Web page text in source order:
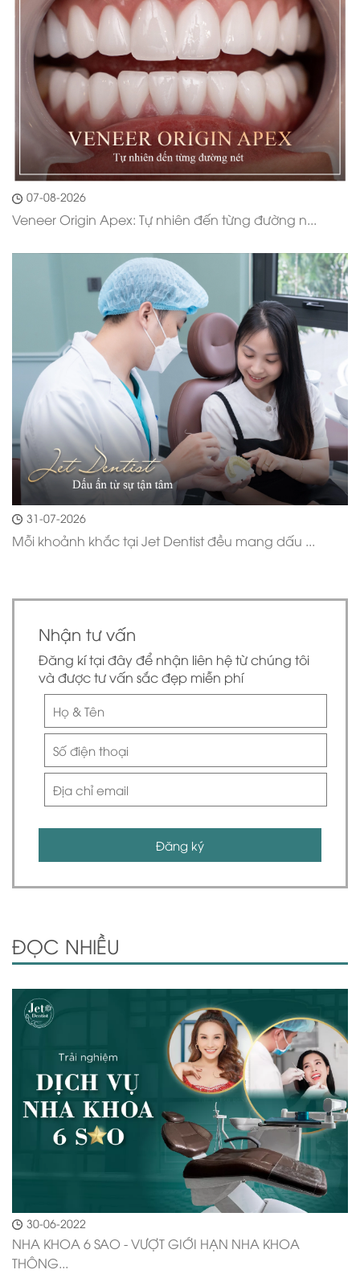
07-08-2026
Veneer Origin Apex: Tự nhiên đến từng đường n...
31-07-2026
Mỗi khoảnh khắc tại Jet Dentist đều mang dấu ...
Nhận tư vấn
Đăng kí tại đây để nhận liên hệ từ chúng tôi
và được tư vấn sắc đẹp miễn phí
Đăng ký
ĐỌC NHIỀU
30-06-2022
NHA KHOA 6 SAO - VƯỢT GIỚI HẠN NHA KHOA
THÔNG...